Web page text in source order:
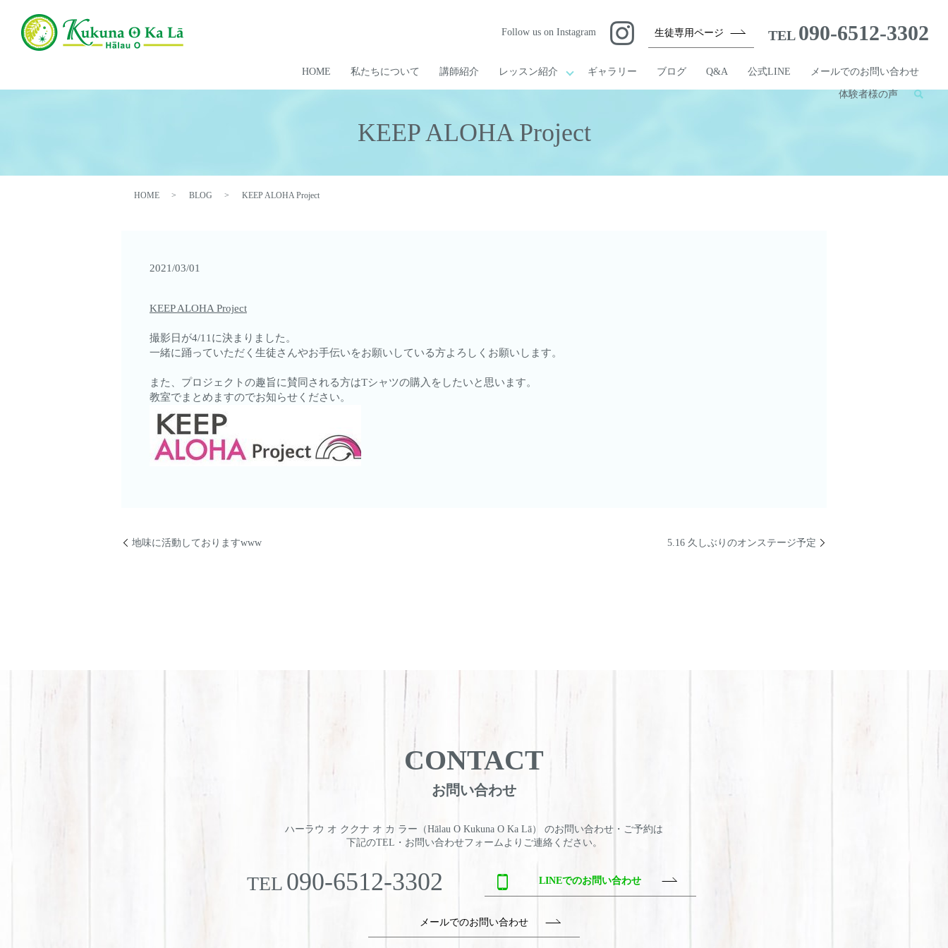
HOME 私たちについて 講師紹介 レッスン紹介 ギャラリー ブログ Q&A 公式LINE メールでのお問い合わせ
体験者様の声
Follow us on Instagram 生徒専用ページ TEL 090-6512-3302
KEEP ALOHA Project
HOME BLOG KEEP ALOHA Project
2021/03/01
KEEP ALOHA Project
撮影日が4/11に決まりました。
一緒に踊っていただく生徒さんやお手伝いをお願いしている方よろしくお願いします。
また、プロジェクトの趣旨に賛同される方はTシャツの購入をしたいと思います。
教室でまとめますのでお知らせください。
地味に活動しておりますwww 5.16 久しぶりのオンステージ予定
CONTACT
お問い合わせ
ハーラウ オ ククナ オ カ ラー（Hālau O Kukuna O Ka Lā） のお問い合わせ・ご予約は
下記のTEL・お問い合わせフォームよりご連絡ください。
TEL 090-6512-3302 LINEでのお問い合わせ
メールでのお問い合わせ